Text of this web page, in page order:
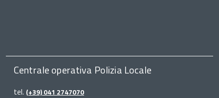
Centrale operativa Polizia Locale
tel. (+39) 041 2747070